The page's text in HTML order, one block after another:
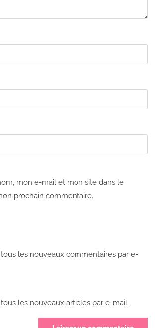
mon e-mail et mon site dans le
prochain commentaire.
les nouveaux commentaires par e-
les nouveaux articles par e-mail.